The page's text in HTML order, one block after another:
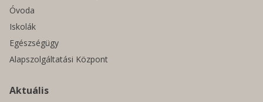
Óvoda
Iskolák
Egészségügy
Alapszolgáltatási Központ
Aktuális